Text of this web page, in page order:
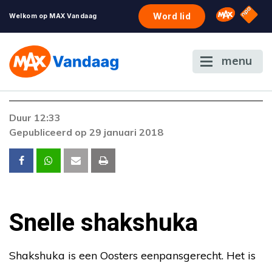
Welkom op MAX Vandaag Word lid Omroep
NPO
menu
De gewenste stream is op dit moment niet
voordoen, neem dan contact op met onze
klantenservice.
Duur 12:33
Gepubliceerd op 29 januari 2018
Snelle shakshuka
Shakshuka is een Oosters eenpansgerecht. Het is